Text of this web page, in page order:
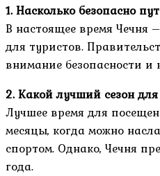
1. Насколько безопасно
В настоящее время Чечня
для туристов.
внимание безопасности и
2. Какой лучший сезон
Лучшее время для
месяцы, когда можно
спортом. Однако, Чечня
года.